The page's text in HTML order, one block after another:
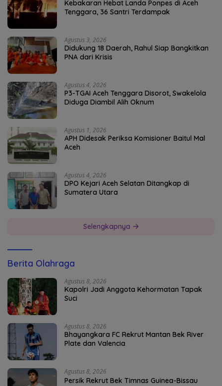
Kebakaran Hebat Landa Ponpes di Aceh
Tenggara, 36 Santri Terdampak
Agustus 3, 2026
Didukung 18 Daerah, Rahul Siap Bangkitkan
PNA dari Krisis
Agustus 4, 2026
P3-TGAI Aceh Tenggara Disorot, Swakelola
Diduga Diambil Alih Oknum
Agustus 1, 2026
APH Didesak Periksa Komisioner Baitul Mal
Aceh
Agustus 4, 2026
DPO Kejari Aceh Selatan Ditangkap di
Sumatera Utara
Selengkapnya
Berita Olahraga
Agustus 8, 2026
Kapolri Jadi Anggota Kehormatan Tapak
Suci
Agustus 8, 2026
Bhayangkara FC Rekrut Mantan Bek River
Plate dan Valencia
Agustus 8, 2026
Persik Rekrut Bek Timnas Guinea-Bissau